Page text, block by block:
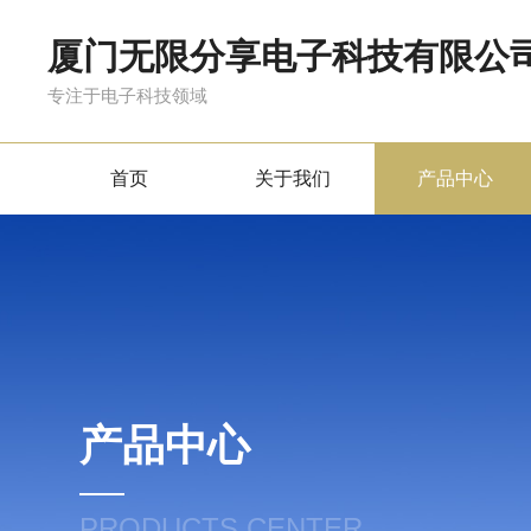
厦门无限分享电子科技有限公
专注于电子科技领域
首页 关于我们 产品中心
产品中心